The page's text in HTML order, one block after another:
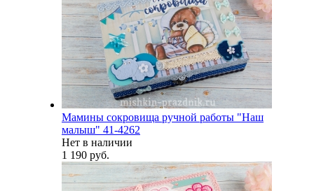
Мамины сокровища ручной работы "Наш
малыш" 41-4262
Нет в наличии
1 190 руб.